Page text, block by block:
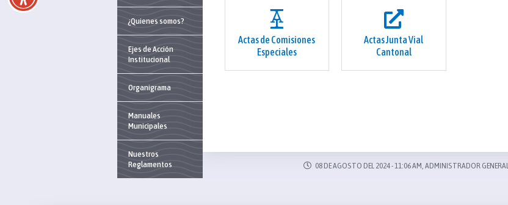
¿Quienes somos?
Ejes de Acción
Institucional
Organigrama
Manuales
Municipales
Nuestros
Reglamentos
Actas de Comisiones
Especiales
Actas Junta Vial
Cantonal
08 DE AGOSTO DEL 2024 - 11:06 AM, ADMINISTRADOR GENERAL